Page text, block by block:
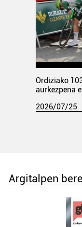
Ordiziako
aurkezpena
2026/07/25
Argitalpen